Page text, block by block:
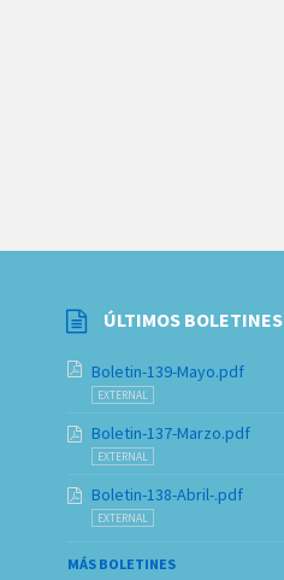
ÚLTIMOS BOLETINES
Boletin-139-Mayo.pdf
EXTERNAL
Boletin-137-Marzo.pdf
EXTERNAL
Boletin-138-Abril-.pdf
EXTERNAL
MÁS BOLETINES